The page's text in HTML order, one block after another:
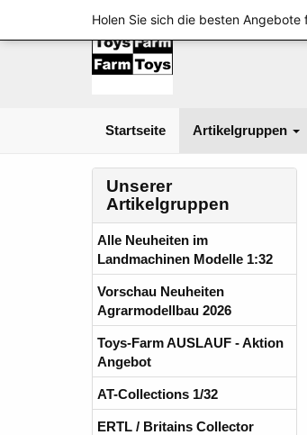
Startseite Artikelgruppen
Unserer
Artikelgruppen
Alle Neuheiten im
Landmachinen Modelle 1:32
Vorschau Neuheiten
Agrarmodellbau 2026
Toys-Farm AUSLAUF - Aktion
Angebot
AT-Collections 1/32
ERTL / Britains Collector
Holen Sie sich die besten